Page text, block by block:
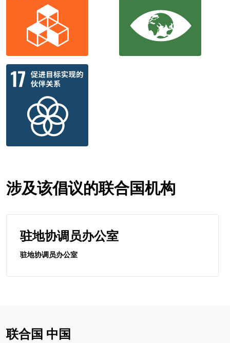
涉及该倡议的联合国机构
驻地协调员办公室
驻地协调员办公室
联合国 中国